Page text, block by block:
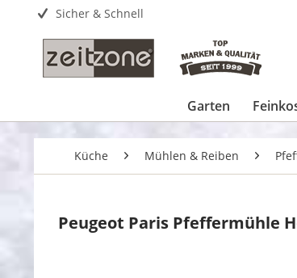
Sicher & Schnell
Garten
Küche Mühlen & Reiben
Peugeot Paris Pfeffermühle